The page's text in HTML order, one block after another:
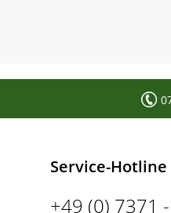
Service-Hotline
+49 (0) 7371